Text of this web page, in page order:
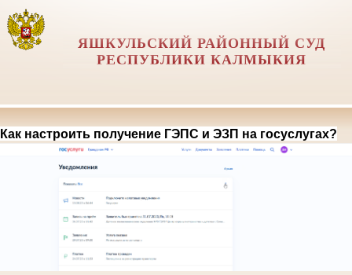
ЯШКУЛЬСКИЙ РАЙОННЫЙ СУД
РЕСПУБЛИКИ КАЛМЫКИЯ
Как настроить получение ГЭПС и ЭЗП на госуслугах?